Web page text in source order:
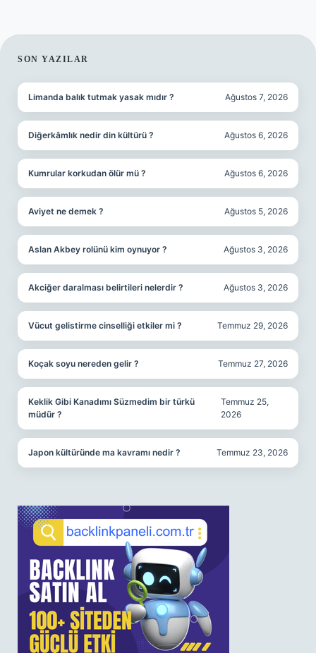
SIDEBAR
SON YAZILAR
Limanda balık tutmak yasak mıdır ? Ağustos 7, 2026
Diğerkâmlık nedir din kültürü ? Ağustos 6, 2026
Kumrular korkudan ölür mü ? Ağustos 6, 2026
Aviyet ne demek ? Ağustos 5, 2026
Aslan Akbey rolünü kim oynuyor ? Ağustos 3, 2026
Akciğer daralması belirtileri nelerdir ? Ağustos 3, 2026
Vücut gelistirme cinselliği etkiler mi ? Temmuz 29, 2026
Koçak soyu nereden gelir ? Temmuz 27, 2026
Keklik Gibi Kanadımı Süzmedim bir türkü
müdür ?
Temmuz 25,
2026
Japon kültüründe ma kavramı nedir ? Temmuz 23, 2026